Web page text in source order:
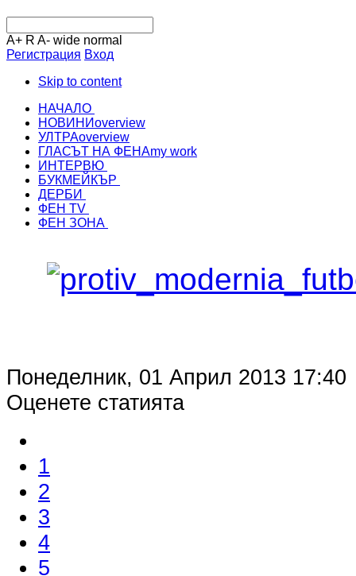
A+ R A- wide normal
Регистрация Вход
Skip to content
НАЧАЛО
НОВИНИoverview
УЛТРАoverview
ГЛАСЪТ НА ФЕНАmy work
ИНТЕРВЮ
БУКМЕЙКЪР
ДЕРБИ
ФЕН TV
ФЕН ЗОНА
Понеделник, 01 Април 2013 17:40
Оценете статията
1
2
3
4
5